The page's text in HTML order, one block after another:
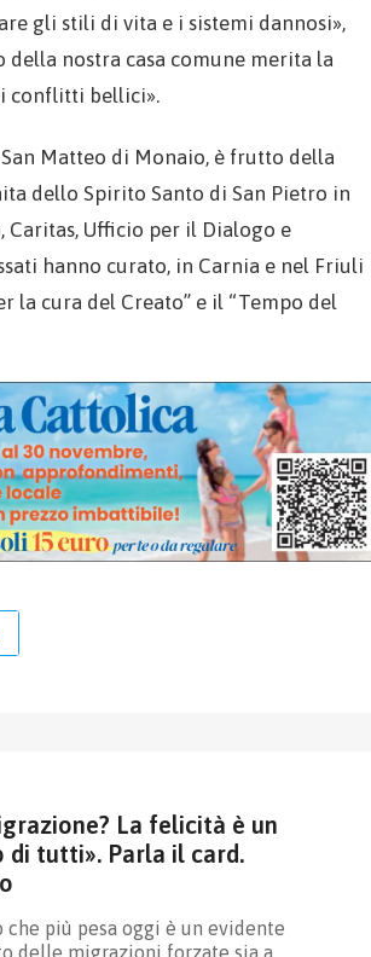
gli stili di vita e i sistemi dannosi»,
della nostra casa comune merita la
conflitti bellici».
Matteo di Monaio, è frutto della
dello Spirito Santo di San Pietro in
Caritas, Ufficio per il Dialogo e
hanno curato, in Carnia e nel Friuli
la cura del Creato” e il “Tempo del
La felicità è un
di tutti». Parla il card.
che più pesa oggi è un evidente
delle migrazioni forzate sia a